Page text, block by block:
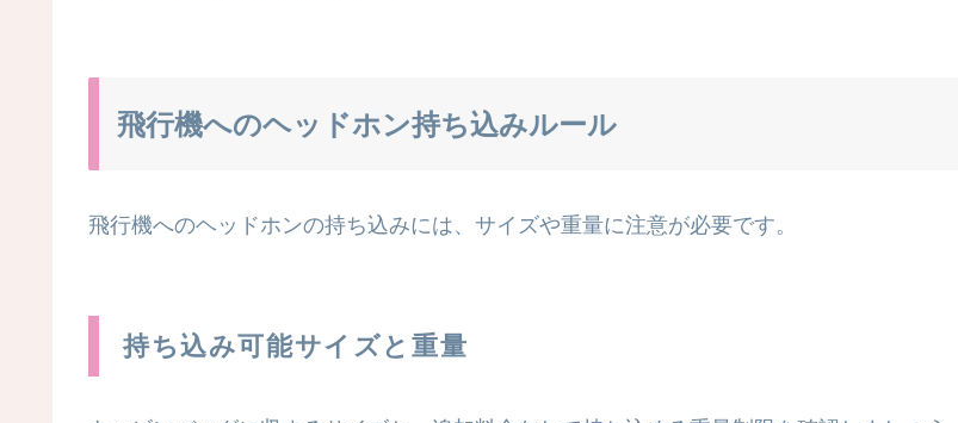
飛行機へのヘッドホン持ち込みルール
飛行機へのヘッドホンの持ち込みには、サイズや重量に注意が必要です。
持ち込み可能サイズと重量